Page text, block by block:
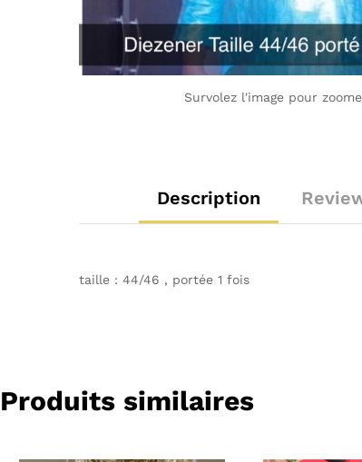
Survolez l'image pour
Description
taille : 44/46 , portée 1 fois
Produits similaires